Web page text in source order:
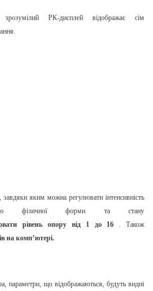
РК-дисплей відображає сім
, завдяки яким можна регулювати інтенсивність
до фізичної форми та стану
рівень опору від 1 до 16 . Також
на комп’ютері.
параметри, що відображаються, будуть видні